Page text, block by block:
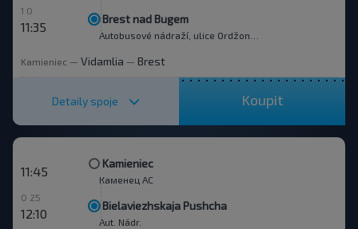
1 0
11:35
Brest nad Bugem
Kamieniec — Vidamlia — Brest
Detaily spoje Koupit
11:45
Kamieniec
Каменец АС
0 25
12:10
Bielaviezhskaja Pushcha
Aut. Nádr.